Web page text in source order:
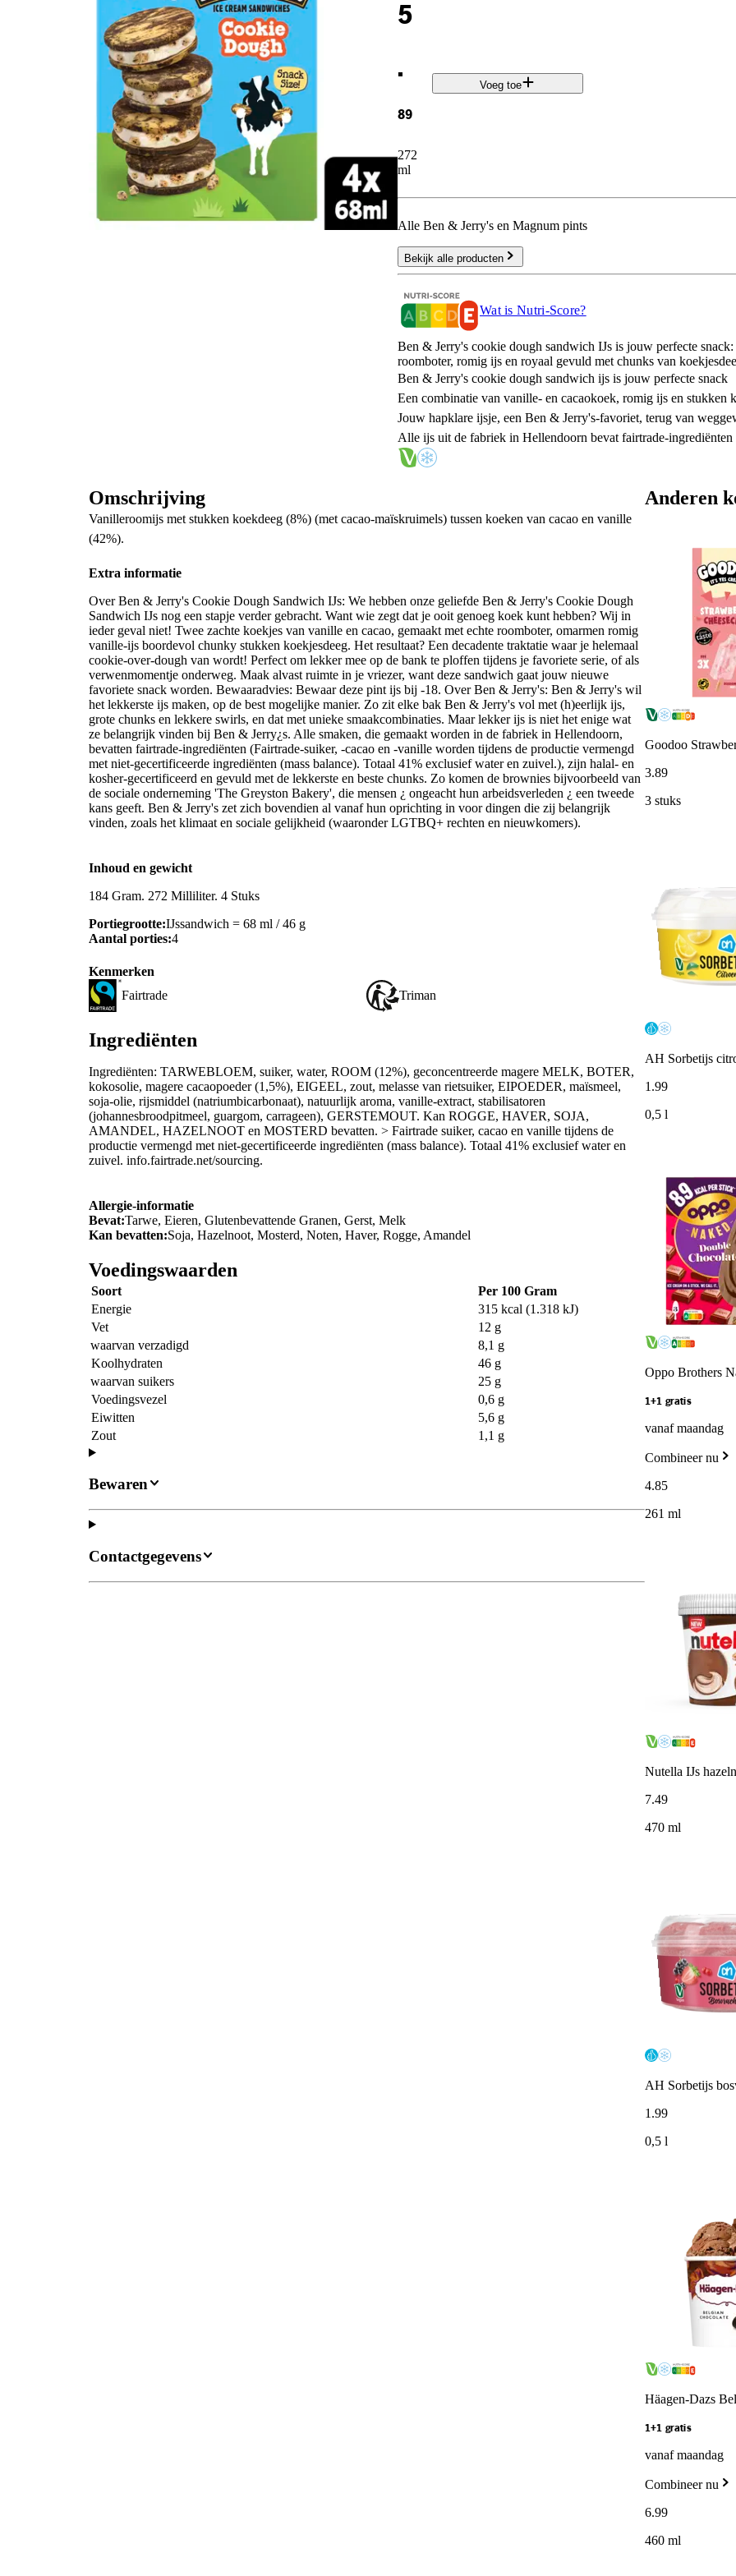
5
.
89
272
ml
Voeg toe
Alle Ben & Jerry's en Magnum pints
Bekijk alle producten
Wat is Nutri-Score?
Ben & Jerry's cookie dough sandwich IJs is jouw perfecte
roomboter, romig ijs en royaal gevuld met chunks van
Ben & Jerry's cookie dough sandwich ijs is jouw perfecte snack
Een combinatie van vanille- en cacaokoek, romig ijs en stukken
Jouw hapklare ijsje, een Ben & Jerry's-favoriet, terug van
Alle ijs uit de fabriek in Hellendoorn bevat fairtrade-ingrediënten
Omschrijving
Vanilleroomijs met stukken koekdeeg (8%) (met cacao-maïskruimels) tussen koeken van cacao en vanille
(42%).
Extra informatie
Over Ben & Jerry's Cookie Dough Sandwich IJs: We hebben onze geliefde Ben & Jerry's Cookie Dough
Sandwich IJs nog een stapje verder gebracht. Want wie zegt dat je ooit genoeg koek kunt hebben? Wij in
ieder geval niet! Twee zachte koekjes van vanille en cacao, gemaakt met echte roomboter, omarmen romig
vanille-ijs boordevol chunky stukken koekjesdeeg. Het resultaat? Een decadente traktatie waar je helemaal
cookie-over-dough van wordt! Perfect om lekker mee op de bank te ploffen tijdens je favoriete serie, of als
verwenmomentje onderweg. Maak alvast ruimte in je vriezer, want deze sandwich gaat jouw nieuwe
favoriete snack worden. Bewaaradvies: Bewaar deze pint ijs bij -18. Over Ben & Jerry's: Ben & Jerry's wil
het lekkerste ijs maken, op de best mogelijke manier. Zo zit elke bak Ben & Jerry's vol met (h)eerlijk ijs,
grote chunks en lekkere swirls, en dat met unieke smaakcombinaties. Maar lekker ijs is niet het enige wat
ze belangrijk vinden bij Ben & Jerry¿s. Alle smaken, die gemaakt worden in de fabriek in Hellendoorn,
bevatten fairtrade-ingrediënten (Fairtrade-suiker, -cacao en -vanille worden tijdens de productie vermengd
met niet-gecertificeerde ingrediënten (mass balance). Totaal 41% exclusief water en zuivel.), zijn halal- en
kosher-gecertificeerd en gevuld met de lekkerste en beste chunks. Zo komen de brownies bijvoorbeeld van
de sociale onderneming 'The Greyston Bakery', die mensen ¿ ongeacht hun arbeidsverleden ¿ een tweede
kans geeft. Ben & Jerry's zet zich bovendien al vanaf hun oprichting in voor dingen die zij belangrijk
vinden, zoals het klimaat en sociale gelijkheid (waaronder LGTBQ+ rechten en nieuwkomers).
Inhoud en gewicht
184 Gram. 272 Milliliter. 4 Stuks
Portiegrootte:IJssandwich = 68 ml / 46 g
Aantal porties:4
Kenmerken
Fairtrade
Triman
Ingrediënten
Ingrediënten: TARWEBLOEM, suiker, water, ROOM (12%), geconcentreerde magere MELK, BOTER,
kokosolie, magere cacaopoeder (1,5%), EIGEEL, zout, melasse van rietsuiker, EIPOEDER, maïsmeel,
soja-olie, rijsmiddel (natriumbicarbonaat), natuurlijk aroma, vanille-extract, stabilisatoren
(johannesbroodpitmeel, guargom, carrageen), GERSTEMOUT. Kan ROGGE, HAVER, SOJA,
AMANDEL, HAZELNOOT en MOSTERD bevatten. > Fairtrade suiker, cacao en vanille tijdens de
productie vermengd met niet-gecertificeerde ingrediënten (mass balance). Totaal 41% exclusief water en
zuivel. info.fairtrade.net/sourcing.
Allergie-informatie
Bevat:Tarwe, Eieren, Glutenbevattende Granen, Gerst, Melk
Kan bevatten:Soja, Hazelnoot, Mosterd, Noten, Haver, Rogge, Amandel
Voedingswaarden
Soort
Per 100 Gram
Energie
315 kcal (1.318 kJ)
Vet
12 g
waarvan verzadigd
8,1 g
Koolhydraten
46 g
waarvan suikers
25 g
Voedingsvezel
0,6 g
Eiwitten
5,6 g
Zout
1,1 g
Bewaren
Contactgegevens
Anderen
Goodoo
3.89
3 stuks
AH Sorbetijs
1 .99
0,5 l
Oppo Brothers
1+1 gratis
vanaf maandag
Combineer nu
4.85
261 ml
Nutella IJs
7.49
470 ml
AH Sorbetijs
1 .99
0,5 l
Häagen-Dazs
1+1 gratis
vanaf maandag
Combineer nu
6.99
460 ml